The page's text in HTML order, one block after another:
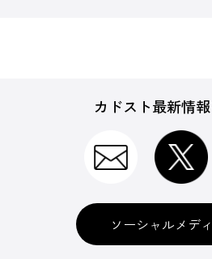
カドスト最新情
ソーシャルメデ